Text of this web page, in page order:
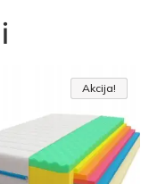
Akcija!
Akcija
Akcija!